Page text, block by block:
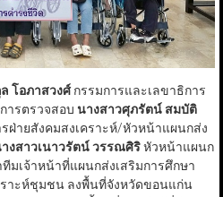
โอภาสวงศ์กรรมการและเลขาธิการ
ารตรวจสอบ นางสาวศุภรัตน์ สมบัติ
ฝ่ายสังคมสงเคราะห์/หัวหน้าแผนกส่ง
งสาวเนาวรัตน์ วรรณศิริหัวหน้าแผนก
มเจ้าหน้าที่แผนกส่งเสริมการศึกษา
าะห์ชุมชน ลงพื้นที่จังหวัดขอนแก่น